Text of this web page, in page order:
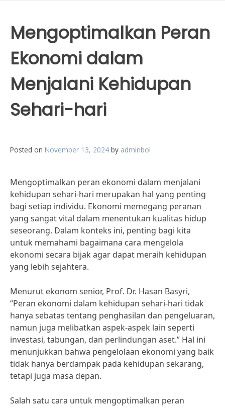
Mengoptimalkan Peran
Ekonomi dalam
Menjalani Kehidupan
Sehari-hari
Posted on November 13, 2024 by adminbol
Mengoptimalkan peran ekonomi dalam menjalani
kehidupan sehari-hari merupakan hal yang penting
bagi setiap individu. Ekonomi memegang peranan
yang sangat vital dalam menentukan kualitas hidup
seseorang. Dalam konteks ini, penting bagi kita
untuk memahami bagaimana cara mengelola
ekonomi secara bijak agar dapat meraih kehidupan
yang lebih sejahtera.
Menurut ekonom senior, Prof. Dr. Hasan Basyri,
“Peran ekonomi dalam kehidupan sehari-hari tidak
hanya sebatas tentang penghasilan dan pengeluaran,
namun juga melibatkan aspek-aspek lain seperti
investasi, tabungan, dan perlindungan aset.” Hal ini
menunjukkan bahwa pengelolaan ekonomi yang baik
tidak hanya berdampak pada kehidupan sekarang,
tetapi juga masa depan.
Salah satu cara untuk mengoptimalkan peran